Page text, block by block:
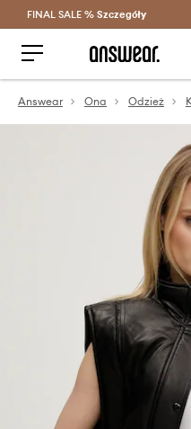
Oszczędzaj
FINAL SALE % Szczegóły
Answear Ona Odzież